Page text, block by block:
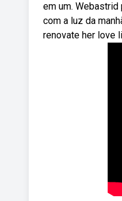
em um.
com a luz da
renovate her love